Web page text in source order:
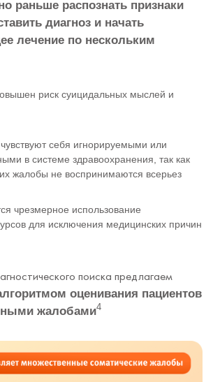
раньше распознать признаки
диагноз и начать
лечение по нескольким
риск суицидальных мыслей и
себя игнорируемыми или
в системе здравоохранения, так как
жалобы не воспринимаются всерьез
чрезмерное использование
для исключения медицинских причин
поиска предлагаем
оценивания пациентов
жалобами4